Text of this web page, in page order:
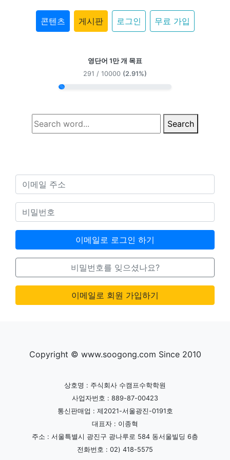
콘텐츠 게시판 로그인 무료 가입
영단어 1만 개 목표
291 / 10000 (2.91%)
Search
이메일로 로그인 하기
비밀번호를 잊으셨나요?
이메일로 회원 가입하기
Copyright © www.soogong.com Since 2010
상호명 : 주식회사 수캠프수학학원
사업자번호 : 889-87-00423
통신판매업 : 제2021-서울광진-0191호
대표자 : 이종혁
주소 : 서울특별시 광진구 광나루로 584 동서울빌딩 6층
전화번호 : 02) 418-5575